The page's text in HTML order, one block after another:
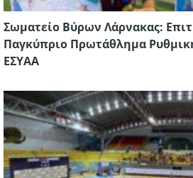
Σωματείο Βύρων Λάρνακας:
Παγκύπριο Πρωτάθλημα
ΕΣΥΑΑ